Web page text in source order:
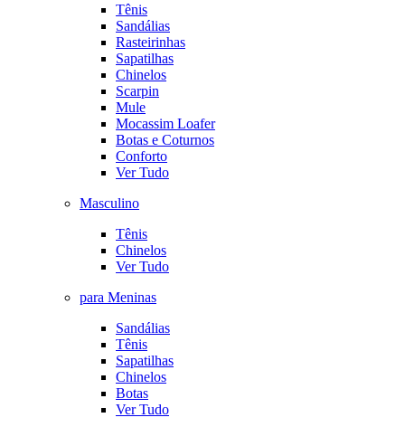
Tênis
Sandálias
Rasteirinhas
Sapatilhas
Chinelos
Scarpin
Mule
Mocassim Loafer
Botas e Coturnos
Conforto
Ver Tudo
Masculino
Tênis
Chinelos
Ver Tudo
para Meninas
Sandálias
Tênis
Sapatilhas
Chinelos
Botas
Ver Tudo